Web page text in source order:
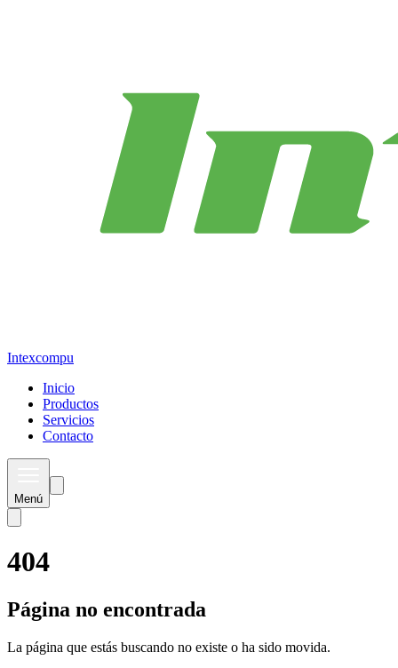
Intexcompu
Inicio
Productos
Servicios
Contacto
Menú
404
Página no encontrada
La página que estás buscando no existe o ha sido movida.